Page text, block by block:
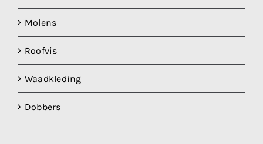
Molens
Roofvis
Waadkleding
Dobbers